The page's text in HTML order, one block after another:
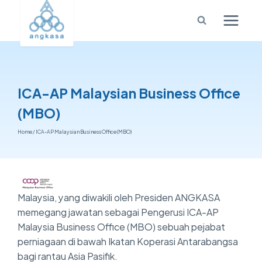
ICA-AP Malaysian Business Office
(MBO)
Home/ICA-AP Malaysian Business Office (MBO)
Malaysia, yang diwakili oleh Presiden ANGKASA
memegang jawatan sebagai Pengerusi ICA-AP
Malaysia Business Office (MBO) sebuah pejabat
perniagaan di bawah Ikatan Koperasi Antarabangsa
bagi rantau Asia Pasifik.